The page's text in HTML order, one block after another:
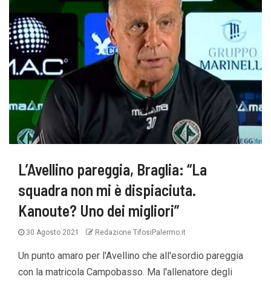
L’Avellino pareggia, Braglia: “La
squadra non mi è dispiaciuta.
Kanoute? Uno dei migliori”
30 Agosto 2021 Redazione TifosiPalermo.it
Un punto amaro per l'Avellino che all'esordio pareggia
con la matricola Campobasso. Ma l'allenatore degli